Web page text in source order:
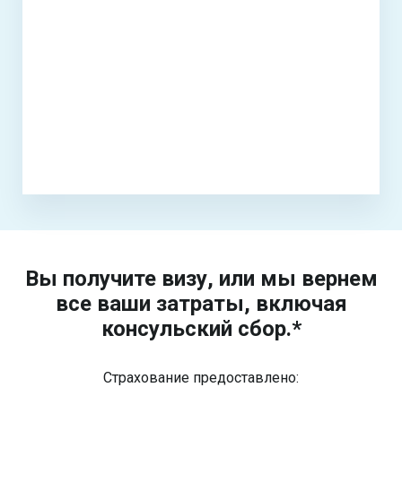
Вы получите визу, или мы вернем
все ваши затраты, включая
консульский сбор.*
Страхование предоставлено: